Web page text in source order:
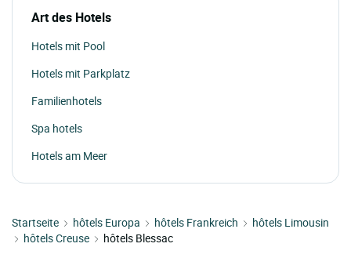
Art des Hotels
Hotels mit Pool
Hotels mit Parkplatz
Familienhotels
Spa hotels
Hotels am Meer
Startseite hôtels Europa hôtels Frankreich
hôtels Limousin
hôtels Creuse
hôtels Blessac